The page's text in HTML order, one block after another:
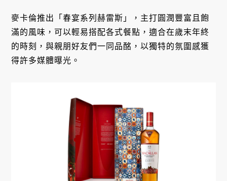
麥卡倫推出「春宴系列赫雷斯」，主打圓潤豐富且飽
滿的風味，可以輕易搭配各式餐點，適合在歲末年終
的時刻，與親朋好友們一同品酩，以獨特的氛圍感獲
得許多媒體曝光。